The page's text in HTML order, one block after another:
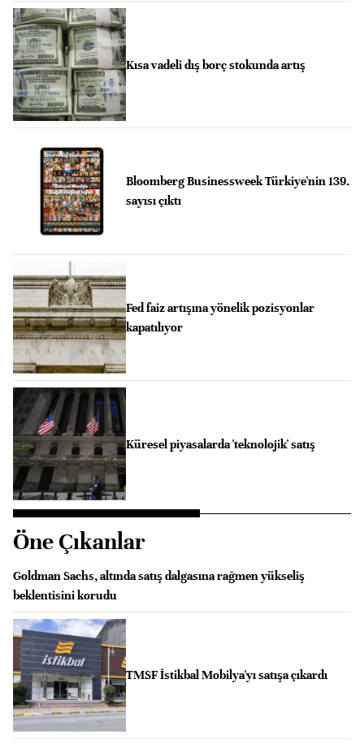
Kısa vadeli dış borç stokunda artış
Bloomberg Businessweek Türkiye'nin 139.
sayısı çıktı
Fed faiz artışına yönelik pozisyonlar
kapatılıyor
Küresel piyasalarda 'teknolojik' satış
Öne Çıkanlar
Goldman Sachs, altında satış dalgasına rağmen yükseliş
beklentisini korudu
TMSF İstikbal Mobilya'yı satışa çıkardı